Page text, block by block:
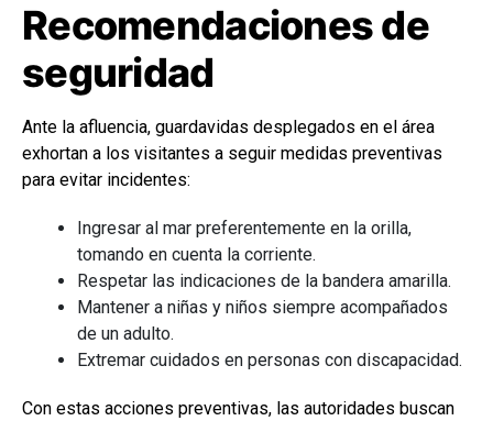
Recomendaciones de
seguridad
Ante la afluencia, guardavidas desplegados en el área
exhortan a los visitantes a seguir medidas preventivas
para evitar incidentes:
Ingresar al mar preferentemente en la orilla,
tomando en cuenta la corriente.
Respetar las indicaciones de la bandera amarilla.
Mantener a niñas y niños siempre acompañados
de un adulto.
Extremar cuidados en personas con discapacidad.
Con estas acciones preventivas, las autoridades buscan